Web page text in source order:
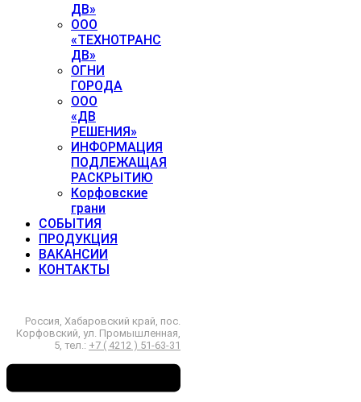
ДВ»
ООО
«ТЕХНОТРАНС
ДВ»
ОГНИ
ГОРОДА
ООО
«ДВ
РЕШЕНИЯ»
ИНФОРМАЦИЯ
ПОДЛЕЖАЩАЯ
РАСКРЫТИЮ
Корфовские
грани
СОБЫТИЯ
ПРОДУКЦИЯ
ВАКАНСИИ
КОНТАКТЫ
Россия, Хабаровский край, пос.
Корфовский, ул. Промышленная,
5, тел.: +7 ( 4212 ) 51-63-31